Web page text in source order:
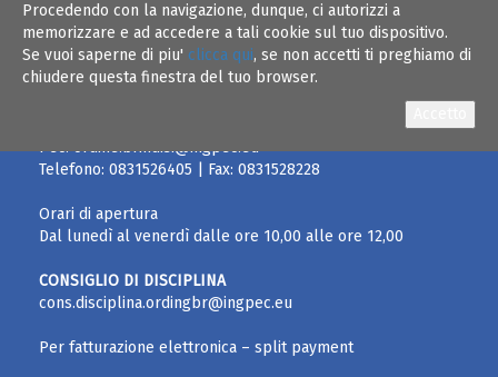
Procedendo con la navigazione, dunque, ci autorizzi a
memorizzare e ad accedere a tali cookie sul tuo dispositivo.
Se vuoi saperne di piu' clicca qui, se non accetti ti preghiamo di
chiudere questa finestra del tuo browser.
Pec:ordine.brindisi@ingpec.eu
Telefono: 0831526405 | Fax: 0831528228
Orari di apertura
Dal lunedì al venerdì dalle ore 10,00 alle ore 12,00
CONSIGLIO DI DISCIPLINA
cons.disciplina.ordingbr@ingpec.eu
Per fatturazione elettronica – split payment